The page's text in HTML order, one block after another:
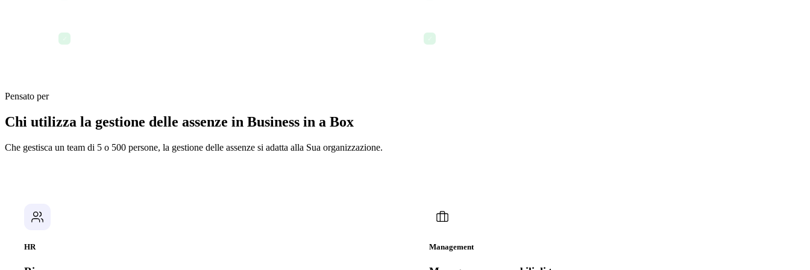
Pensato per
Chi utilizza la gestione delle assenze in Business in a Box
Che gestisca un team di 5 o 500 persone, la gestione delle assenze si adatta alla Sua organizzazione.
HR Management